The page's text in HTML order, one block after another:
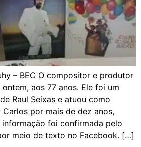
– BEC O compositor e produtor
aos 77 anos. Ele foi um
Raul Seixas e atuou como
por mais de dez anos,
informação foi confirmada pelo
meio de texto no Facebook. […]